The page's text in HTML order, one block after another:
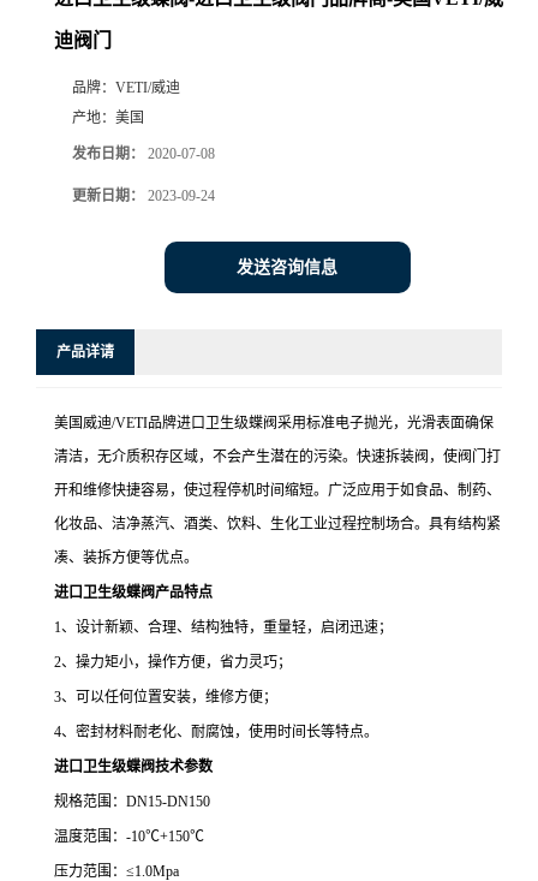
迪阀门
品牌： VETI/威迪
产地： 美国
发布日期： 2020-07-08
更新日期： 2023-09-24
发送咨询信息
产品详请
美国 威迪/VETI品牌进口卫生级蝶阀采用标准电子抛光，光滑表面确保
清洁，无介质积存区域，不会产生潜在的污染。快速拆装阀，使阀门打
开和维修快捷容易，使过程停机时间缩短。广泛应用于如食品、制药、
化妆品、洁净蒸汽、酒类、饮料、生化工业过程控制场合。具有结构紧
凑、装拆方便等优点。
进口卫生级蝶阀 产品特点
1、设计新颖、合理、结构独特，重量轻，启闭迅速；
2、操力矩小，操作方便，省力灵巧；
3、可以任何位置安装，维修方便；
4、密封材料耐老化、耐腐蚀，使用时间长等特点。
进口卫生级蝶阀技术参数
规格范围： DN15-DN150
温度范围： -10℃+150℃
压力范围： ≤1.0Mpa